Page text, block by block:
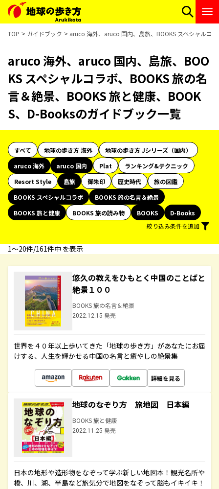
TOP ガイドブック aruco 海外、aruco 国内、島旅、BOOKS スペシャルコ
aruco 海外、aruco 国内、島旅、BOO
KS スペシャルコラボ、BOOKS 旅の名
言＆絶景、BOOKS 旅と健康、BOOK
S、D-Booksのガイドブック一覧
すべて 地球の歩き方 海外
地球の歩き方 Jシリーズ（国内）
aruco 海外
aruco 国内 Plat
ランキング&テクニック
Resort Style
島旅 御朱印 歴史時代
旅の図鑑
BOOKS スペシャルコラボ
BOOKS 旅の名言＆絶景
BOOKS 旅と健康
BOOKS 旅の読み物 BOOKS
D-Books
絞り込み条件を追加
1〜20件/161件中 を表示
悠久の教えをひもとく中国のことばと
絶景１００
BOOKS 旅の名言＆絶景
2022.12.15 発売
世界を４０年以上歩いてきた「地球の歩き方」があなたにお届
けする、人生を輝かせる中国の名言と癒やしの絶景集
詳細を見る
地球のなぞり方 旅地図 日本編
BOOKS 旅と健康
2022.11.25 発売
日本の地形や造形物をなぞって学ぶ新しい地図本！観光名所や
橋、川、湖、半島など旅気分で地図をなぞって脳もイキイキ！